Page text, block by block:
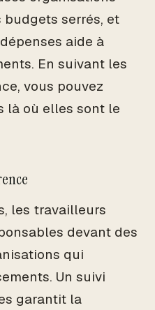
serrés, et
aide à
En suivant les
vous pouvez
là où elles sont le
les travailleurs
devant des
qui
Un suivi
garantit la